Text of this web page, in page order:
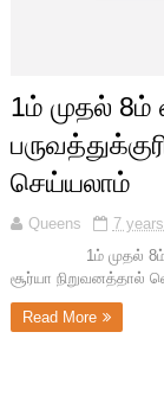
1ம் முதல் 8ம்
செய்யலாம்
Queens
7
1ம் முதல் 8ம்
சூர்யா நிறுவனத்தால்
Read More